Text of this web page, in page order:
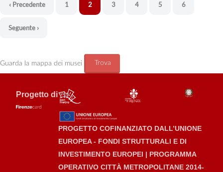
‹ Precedente 1 2 3 4 5 6
Seguente ›
Guarda la mappa dei musei Trova
Progetto di
PROGETTO COFINANZIATO DALL’UNIONE
EUROPEA - FONDI STRUTTURALI E DI
INVESTIMENTO EUROPEI | PROGRAMMA
OPERATIVO CITTÀ METROPOLITANE 2014-